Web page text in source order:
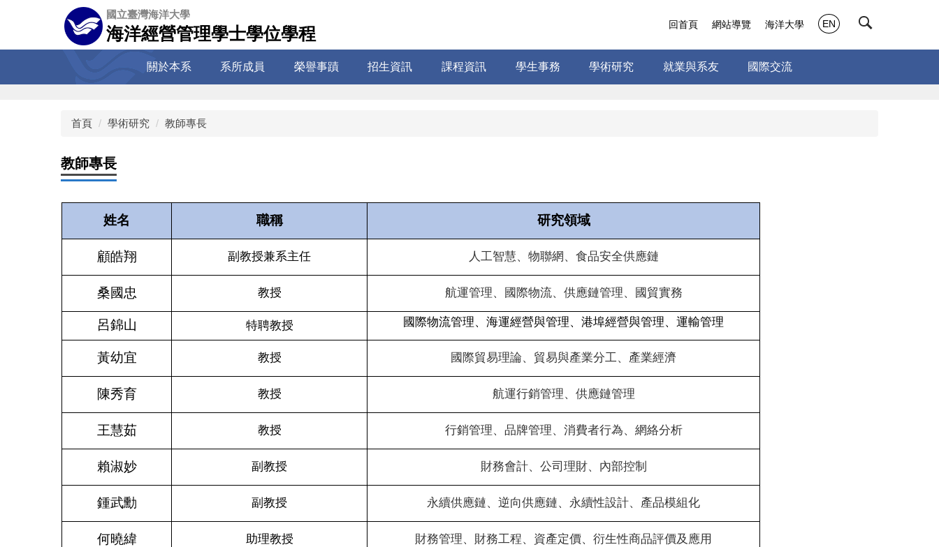
容
國立臺灣海洋大學
海洋經營管理學士學位學程
關於本系 系所成員 榮譽事蹟 招生資訊 課程資訊 學生事務 學術研究 就業與系友 國際交流
回首頁 網站導覽 海洋大學 EN
首頁 學術研究 教師專長
教師專長
姓名 職稱 研究領域
顧皓翔 副教授兼系主任 人工智慧、物聯網、食品安全供應鏈
桑國忠 教授 航運管理、國際物流、供應鏈管理、國貿實務
呂錦山 特聘教授 國際物流管理、海運經營與管理、港埠經營與管理、運輸管理
黃幼宜 教授 國際貿易理論、貿易與產業分工、產業經濟
陳秀育 教授 航運行銷管理、供應鏈管理
王慧茹 教授 行銷管理、品牌管理、消費者行為、網絡分析
賴淑妙 副教授 財務會計、公司理財、內部控制
鍾武勳 副教授 永續供應鏈、逆向供應鏈、永續性設計、產品模組化
何曉緯 助理教授 財務管理、財務工程、資產定價、衍生性商品評價及應用